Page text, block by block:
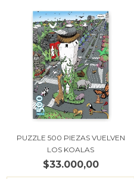
PUZZLE 500 PIEZAS VUELVEN
LOS KOALAS
$33.000,00